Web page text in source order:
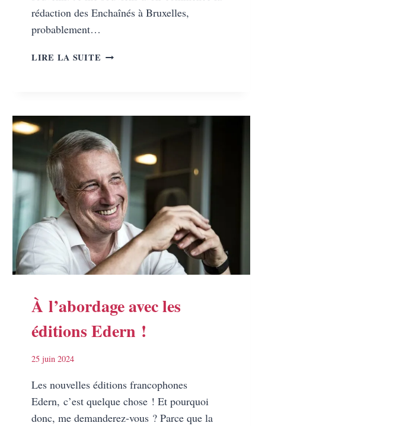
rédaction des Enchaînés à Bruxelles,
probablement…
LIRE LA SUITE LE
POST-
APOCALYPTIQUE
À l’abordage avec les
éditions Edern !
25 juin 2024
Les nouvelles éditions francophones
Edern, c’est quelque chose ! Et pourquoi
donc, me demanderez-vous ? Parce que la